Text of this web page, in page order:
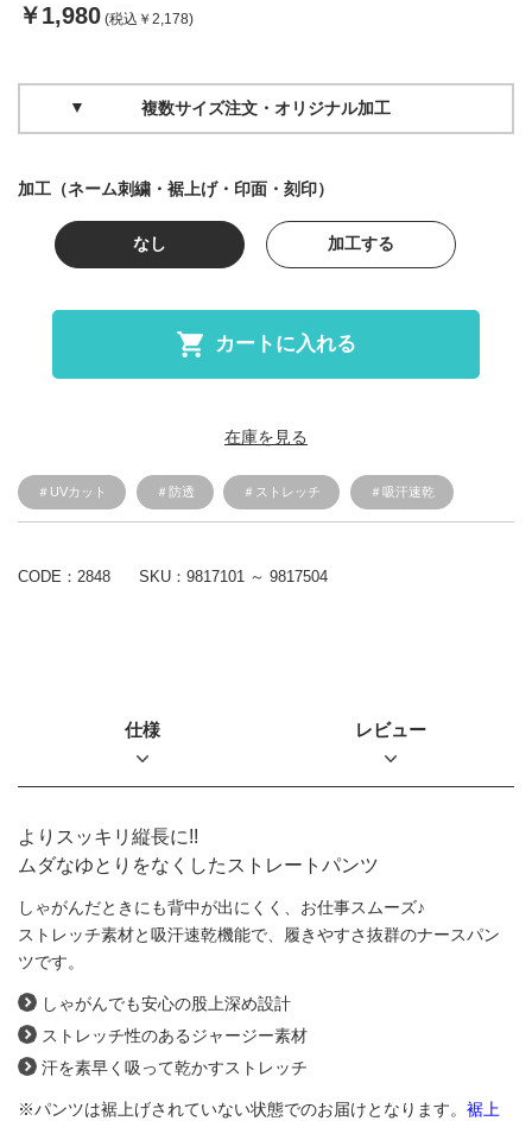
￥1,980 (税込￥2,178)
複数サイズ注文・オリジナル加工
加工（ネーム刺繍・裾上げ・印面・刻印）
なし 加工する
カートに入れる
在庫を見る
＃UVカット ＃防透 ＃ストレッチ ＃吸汗速乾
CODE：2848 SKU： 9817101 ～ 9817504
仕様 レビュー
よりスッキリ縦長に!!
ムダなゆとりをなくしたストレートパンツ
しゃがんだときにも背中が出にくく、お仕事スムーズ♪
ストレッチ素材と吸汗速乾機能で、履きやすさ抜群のナースパン
ツです。
しゃがんでも安心の股上深め設計
ストレッチ性のあるジャージー素材
汗を素早く吸って乾かすストレッチ
※パンツは裾上げされていない状態でのお届けとなります。 裾上